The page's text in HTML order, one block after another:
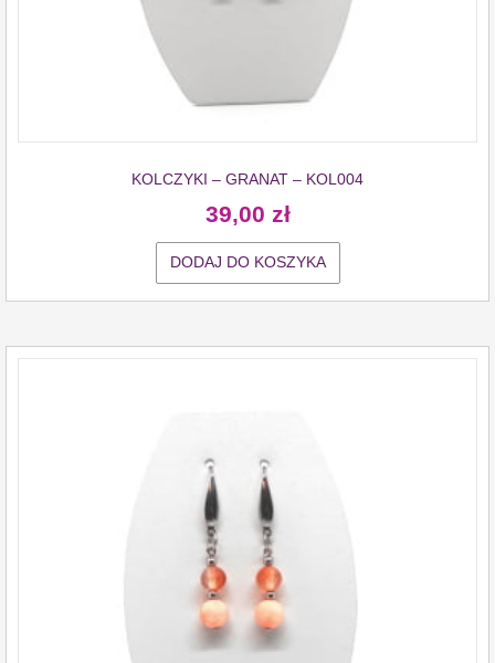
KOLCZYKI – GRANAT – KOL004
39,00 zł
DODAJ DO KOSZYKA